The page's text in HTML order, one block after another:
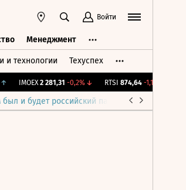
Войти
Менеджмент
и технологии Техуспех
IMOEX 2 281,31 -0,2%↓ RTSI 874,64 -1,12%
и будет российский парламент